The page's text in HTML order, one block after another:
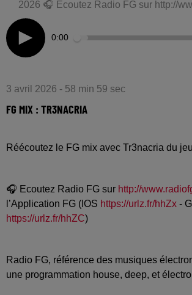
2026 🎧 Ecoutez Radio FG sur http://
0:00
3 avril 2026 - 58 min 59 sec
FG MIX : TR3NACRIA
Réécoutez le FG mix avec Tr3nacria du
🎧 Ecoutez Radio FG sur http://
l’Application FG (IOS https://urlz.fr/hhZx -
https://urlz.fr/hhZC)
Radio FG, référence des musiques
une programmation house, deep, et électro